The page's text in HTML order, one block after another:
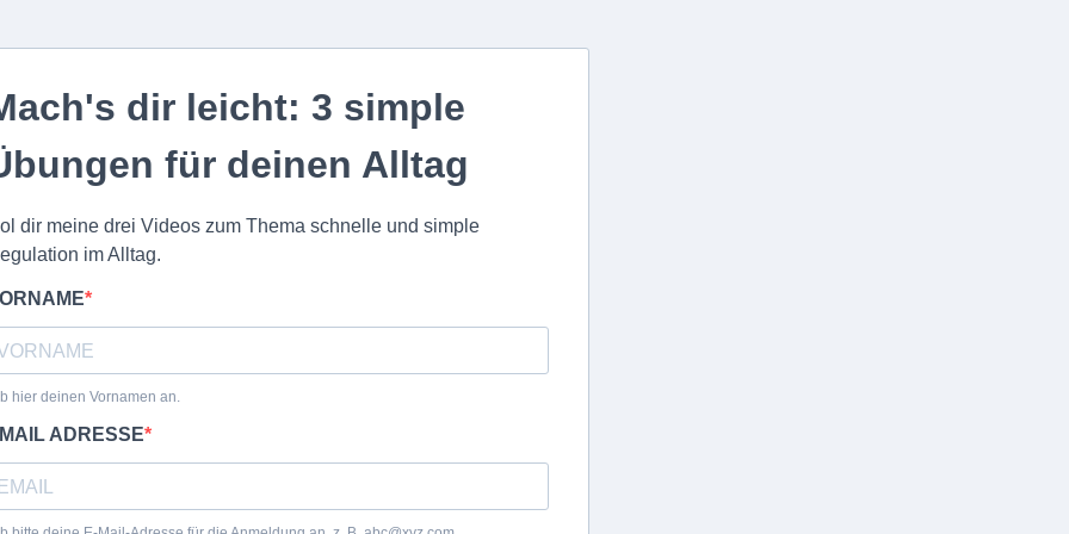
dir leicht: 3 simple
für deinen Alltag
dir meine drei Videos zum Thema schnelle und simple
im Alltag.
hier deinen Vornamen an.
ADRESSE